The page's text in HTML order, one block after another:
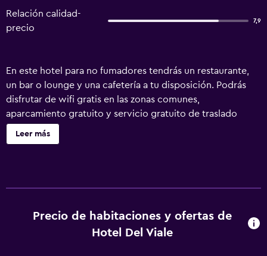
Relación calidad-
precio
7,9
En este hotel para no fumadores tendrás un restaurante,
un bar o lounge y una cafetería a tu disposición. Podrás
disfrutar de wifi gratis en las zonas comunes,
aparcamiento gratuito y servicio gratuito de traslado
desde la estación de tren. También encontrarás servicios
de conserjería, servicio de tintorería y lavandería. Hotel
calidad. Se ofrece una televisión de pantalla plana de 15
pulgadas con canales digitales. Los baños están equipados
Leer más
Precio de habitaciones y ofertas de
Hotel Del Viale